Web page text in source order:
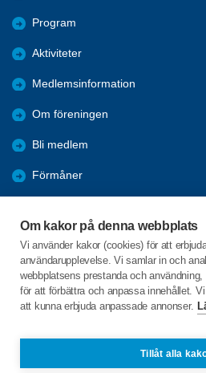
Om kakor på denna webbplats
Vi använder kakor (cookies) för att
användarupplevelse. Vi samlar in och
webbplatsens prestanda och
för att förbättra och anpassa innehållet.
att kunna erbjuda anpassade annonser.
Tillåt alla
Program
Aktiviteter
Medlemsinformation
Om föreningen
Bli medlem
Förmåner
Våra sponsorer
Arkiv
C/o:Mats Sabelström